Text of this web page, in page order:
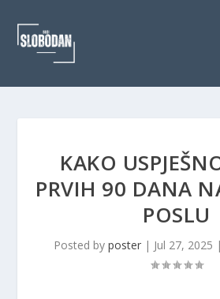
KAKO
PRVIH 90 DANA
POSLU
Posted by poster| Jul 27, 2025 |